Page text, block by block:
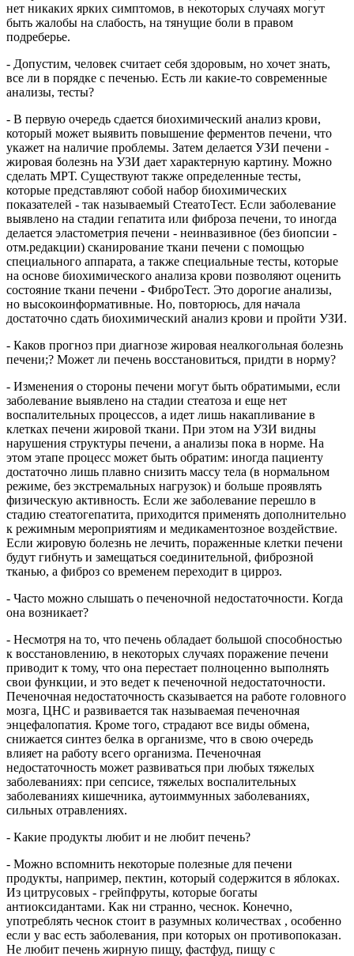
нет никаких ярких симптомов, в некоторых случаях могут
быть жалобы на слабость, на тянущие боли в правом
подреберье.
- Допустим, человек считает себя здоровым, но хочет знать,
все ли в порядке с печенью. Есть ли какие-то современные
анализы, тесты?
- В первую очередь сдается биохимический анализ крови,
который может выявить повышение ферментов печени, что
укажет на наличие проблемы. Затем делается УЗИ печени -
жировая болезнь на УЗИ дает характерную картину. Можно
сделать МРТ. Существуют также определенные тесты,
которые представляют собой набор биохимических
показателей - так называемый СтеатоТест. Если заболевание
выявлено на стадии гепатита или фиброза печени, то иногда
делается эластометрия печени - неинвазивное (без биопсии -
отм.редакции) сканирование ткани печени с помощью
специального аппарата, а также специальные тесты, которые
на основе биохимического анализа крови позволяют оценить
состояние ткани печени - ФиброТест. Это дорогие анализы,
но высокоинформативные. Но, повторюсь, для начала
достаточно сдать биохимический анализ крови и пройти УЗИ.
- Каков прогноз при диагнозе жировая неалкогольная болезнь
печени;? Может ли печень восстановиться, придти в норму?
- Изменения о стороны печени могут быть обратимыми, если
заболевание выявлено на стадии стеатоза и еще нет
воспалительных процессов, а идет лишь накапливание в
клетках печени жировой ткани. При этом на УЗИ видны
нарушения структуры печени, а анализы пока в норме. На
этом этапе процесс может быть обратим: иногда пациенту
достаточно лишь плавно снизить массу тела (в нормальном
режиме, без экстремальных нагрузок) и больше проявлять
физическую активность. Если же заболевание перешло в
стадию стеатогепатита, приходится применять дополнительно
к режимным мероприятиям и медикаментозное воздействие.
Если жировую болезнь не лечить, пораженные клетки печени
будут гибнуть и замещаться соединительной, фиброзной
тканью, а фиброз со временем переходит в цирроз.
- Часто можно слышать о печеночной недостаточности. Когда
она возникает?
- Несмотря на то, что печень обладает большой способностью
к восстановлению, в некоторых случаях поражение печени
приводит к тому, что она перестает полноценно выполнять
свои функции, и это ведет к печеночной недостаточности.
Печеночная недостаточность сказывается на работе головного
мозга, ЦНС и развивается так называемая печеночная
энцефалопатия. Кроме того, страдают все виды обмена,
снижается синтез белка в организме, что в свою очередь
влияет на работу всего организма. Печеночная
недостаточность может развиваться при любых тяжелых
заболеваниях: при сепсисе, тяжелых воспалительных
заболеваниях кишечника, аутоиммунных заболеваниях,
сильных отравлениях.
- Какие продукты любит и не любит печень?
- Можно вспомнить некоторые полезные для печени
продукты, например, пектин, который содержится в яблоках.
Из цитрусовых - грейпфруты, которые богаты
антиоксидантами. Как ни странно, чеснок. Конечно,
употреблять чеснок стоит в разумных количествах , особенно
если у вас есть заболевания, при которых он противопоказан.
Не любит печень жирную пищу, фастфуд, пищу с